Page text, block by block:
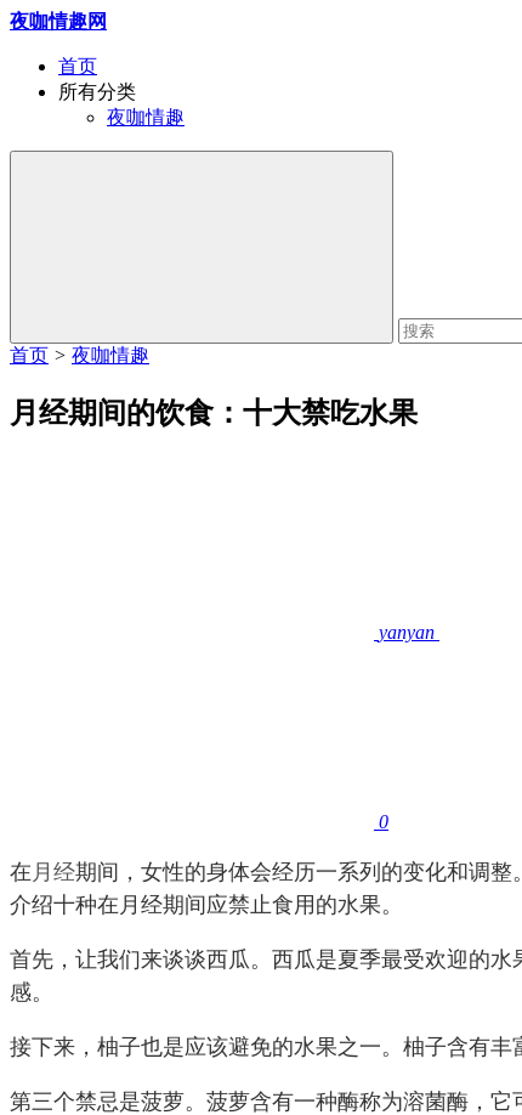
夜咖情趣网
首页
所有分类
夜咖情趣
首页 > 夜咖情趣
月经期间的饮食：十大禁吃水果
yanyan
0
在 月经期间，女性的身体会经历一系列的变化和调
介绍十种在月经期间应禁止食用的水果。
首先，让我们来谈谈西瓜。西瓜是夏季最受欢迎的
感。
接下来，柚子也是应该避免的水果之一。柚子含有
第三个禁忌是菠萝。菠萝含有一种酶称为溶菌酶，